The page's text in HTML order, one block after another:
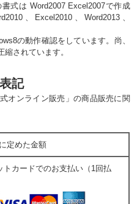
式は Word2007 Excel2007で作成
、Excel2010、Word2013、
の動作確認をしています。尚、
されています。
記
オンライン販売」の商品販売に関
定めた金額
トカードでのお支払い（1回払